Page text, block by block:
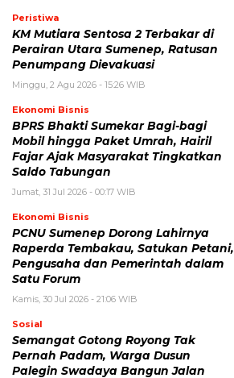
Peristiwa
KM Mutiara Sentosa 2 Terbakar di
Perairan Utara Sumenep, Ratusan
Penumpang Dievakuasi
Minggu, 2 Agu 2026 - 15:26 WIB
Ekonomi Bisnis
BPRS Bhakti Sumekar Bagi-bagi
Mobil hingga Paket Umrah, Hairil
Fajar Ajak Masyarakat Tingkatkan
Saldo Tabungan
Jumat, 31 Jul 2026 - 00:17 WIB
Ekonomi Bisnis
PCNU Sumenep Dorong Lahirnya
Raperda Tembakau, Satukan Petani,
Pengusaha dan Pemerintah dalam
Satu Forum
Kamis, 30 Jul 2026 - 21:06 WIB
Sosial
Semangat Gotong Royong Tak
Pernah Padam, Warga Dusun
Palegin Swadaya Bangun Jalan